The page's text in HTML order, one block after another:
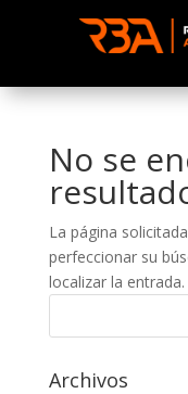
No se
La página
perfeccionar su
localizar la entrada.
Archivos